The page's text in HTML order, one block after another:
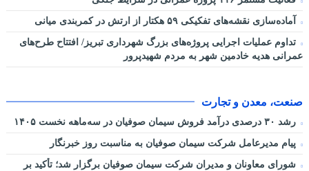
آماده‌سازی نقشه‌های تفکیکی ۵۹ هکتار از ارتش در کمربندی میانی
تداوم عملیات اجرایی پروژه‌های بزرگ شهرداری تبریز/ افتتاح طرح‌های
عمرانی هدیه خادمین شهر به مردم شهیدپرور
صنعت، معدن و تجارت
رشد ۳۰ درصدی درآمد فروش سیمان صوفیان در سه‌ماهه نخست ۱۴۰۵
پیام مدیرعامل شرکت سیمان صوفیان به مناسبت روز خبرنگار
شورای معاونان و مدیران شرکت سیمان صوفیان برگزار شد؛ تأکید بر